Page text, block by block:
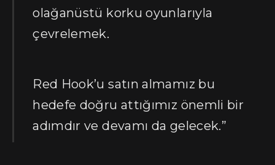
olağanüstü korku oyunlarıyla
çevrelemek.
Red Hook’u satın almamız bu
hedefe doğru attığımız önemli bir
adımdır ve devamı da gelecek.”